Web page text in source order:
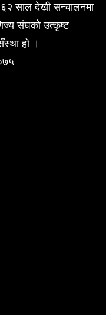
साल देखी सन्चालनमा
संघको उत्कृष्ट
हो ।